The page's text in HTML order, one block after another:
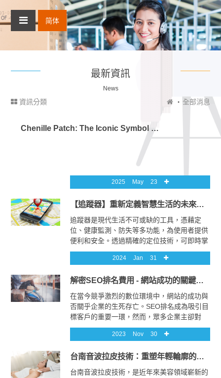
简体
最新資訊
News
全部消息
資訊分類
Chenille Patch: The Iconic Symbol of Texture, Tradition, and Trend
2025 May 23
【追蹤器】重新定義智慧生活的未來之鑰─穿越科技時空的神奇力量
追蹤器是現代生活不可或缺的工具，憑藉定
位、健康監測、防失等多功能，為使用者提供
便利和安全。透過精確的定位技術，可即時掌
握目標位置。作為生活助手，能提供健康數據
監測，改善生活品質。在防失方面，快速尋回
來，追蹤器將不斷升級，延伸至醫療、環境監
測等領域，為人類提供更便捷的生活體驗。
2024 Jan 31
解密SEO排名費用 - 網站成功的關鍵投資
在當今競爭激烈的數位環境中，網站的成功與
否關乎企業的生死存亡。SEO排名成為吸引目
標客戶的重要一環，然而，眾多企業主卻對
SEO排名費用心生疑慮。究竟SEO排名費用值
得投資嗎？這是眾多企業主關心的問題。首
即搜尋引擎優化，是提升網站在搜索引擎中排
名的策略。
2023 Nov 30
台南音波拉皮技術：重塑年輕輪廓的革命性美容祕密
台南音波拉皮技術，是近年來美容領域嶄新的